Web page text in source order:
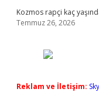
Kozmos rapçi kaç
Temmuz 26, 2026
Reklam ve İletişim: